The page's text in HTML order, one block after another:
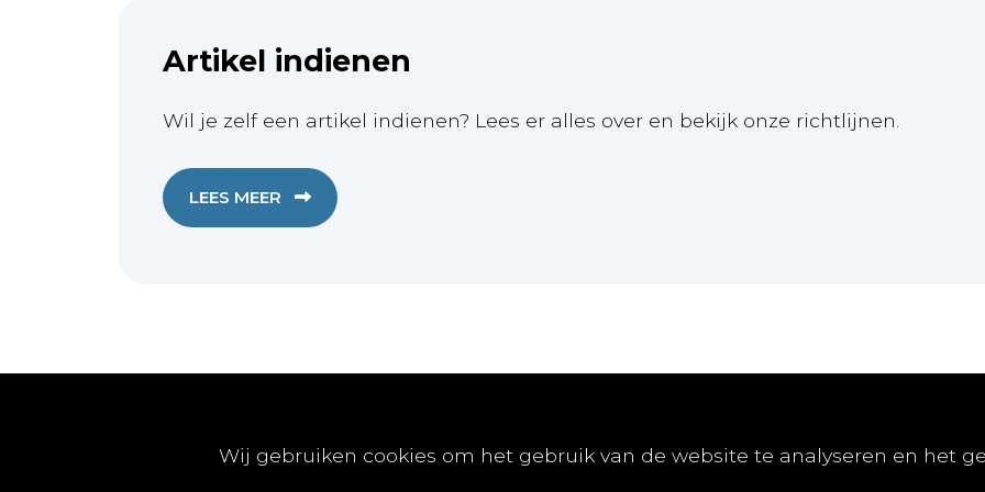
Wij gebruiken cookies om het gebruik van de website te analyseren en het
Artikel indienen
Wil je zelf een artikel indienen? Lees er alles over en bekijk onze richtlijnen.
LEES MEER
Publicaties Online Publiceren